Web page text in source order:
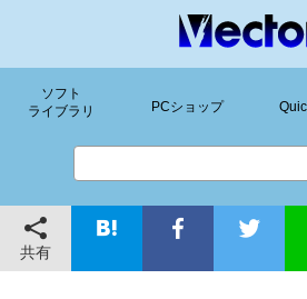
ソフト
ライブラリ
PCショップ
共有